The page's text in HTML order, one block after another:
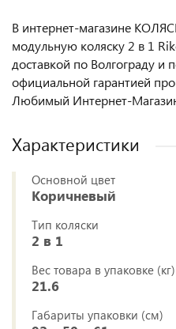
В интернет-магазине
модульную коляску 2 в 1
доставкой по Волгограду и
официальной гарантией
Любимый Интернет-
Характеристики
Основной цвет
Коричневый
Тип коляски
2 в 1
Вес товара в упаковке (кг)
21.6
Габариты упаковки (см)